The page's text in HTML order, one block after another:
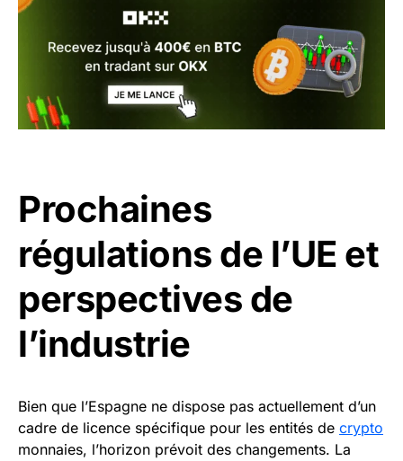
Prochaines
régulations de l’UE et
perspectives de
l’industrie
Bien que l’Espagne ne dispose pas actuellement d’un
cadre de licence spécifique pour les entités de crypto
monnaies, l’horizon prévoit des changements. La